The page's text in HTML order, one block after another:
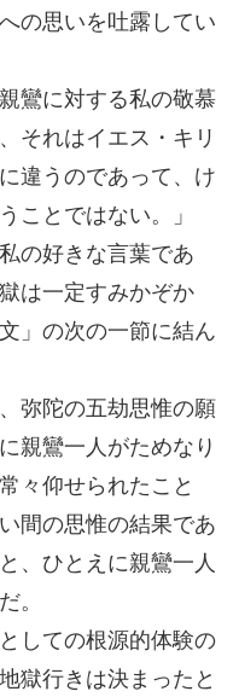
の思いを吐露してい
鸞に対する私の敬慕
それはイエス・キリ
違うのであって、け
ことではない。」
の好きな言葉であ
は一定すみかぞか
」の次の一節に結ん
弥陀の五劫思惟の願
親鸞一人がためなり
々仰せられたこと
間の思惟の結果であ
、ひとえに親鸞一人
。
しての根源的体験の
獄行きは決まったと